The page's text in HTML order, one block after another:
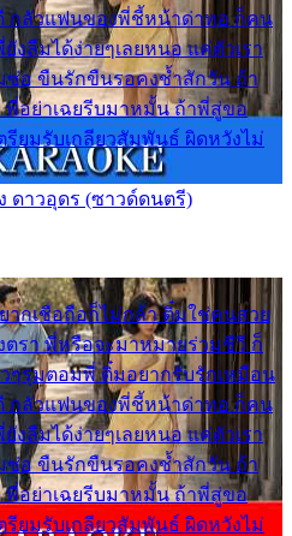
กลัวแฟนของพี่ชี้หน้าด่าทอ ก็คน
งลืมได้ง่ายๆเลยหนอ แค่ตัวเรา
อ ขืนรักขืนรอคงช้ำสักวัน ถ้า
พี่อย่าเฉยรีบมาหมั้น ถ้าพี่สู่ขอ
รียมรับเกลียวสัมพันธ์ ผิดหวังไม่
ดาวอุดร (ซาวด์ดนตรี)
ากเชื่อถือก็ไม่กล้า ติ๋มใช่คนสวย
ตรา พี่หรือจะมาหมายร่วมชีวี ก็
ๆรุมตอมพี่ ติ๋มอยากรับรักเหมือน
กลัวแฟนของพี่ชี้หน้าด่าทอ ก็คน
งลืมได้ง่ายๆเลยหนอ แค่ตัวเรา
อ ขืนรักขืนรอคงช้ำสักวัน ถ้า
พี่อย่าเฉยรีบมาหมั้น ถ้าพี่สู่ขอ
รียมรับเกลียวสัมพันธ์ ผิดหวังไม่